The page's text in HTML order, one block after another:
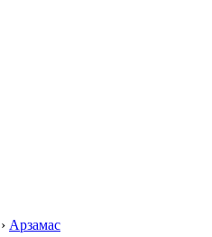
› Арзамас